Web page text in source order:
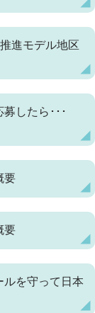
進モデル地区
したら･･･
要
要
ルを守って日本